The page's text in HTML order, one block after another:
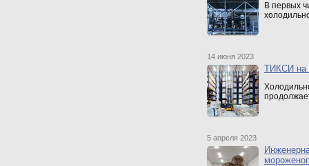
В первых
14 июня 2023
ТИКСИ на
5 апреля 2023